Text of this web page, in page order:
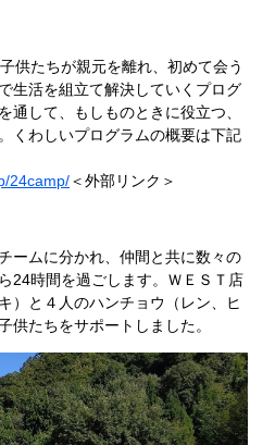
供たちが親元を離れ、初めて会う
生活を組立て解決していくプログ
通して、もしものときに役立つ、
くわしいプログラムの概要は下記
24camp/＜外部リンク＞
ームに分かれ、仲間と共に数々の
24時間を過ごします。ＷＥＳＴ店
）と４人のハンチョウ（レン、ヒ
供たちをサポートしました。